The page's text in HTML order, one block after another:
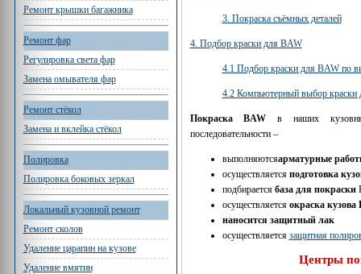
Ремонт крышки багажника
Ремонт фар
Регулировка света фар
Замена омывателя фар
Ремонт стёкол
Замена и вклейка стёкол
Полировка
Полировка боковых зеркал
Локальный кузовной ремонт
Ремонт сколов
Удаление царапин на кузове
Удаление вмятин
3. Покраска съёмных деталей
4. Подбор краски для BAW
4.1 Подбор краски для BAW по
4.2 Компьютерный выбор краски
Покраска BAW в наших
последовательности –
выполняютсяарматурные
осуществляется подготовка
подбирается база для покраски
осуществляется окраска кузова
наносится защитный лак
осуществляется защитная
Центры